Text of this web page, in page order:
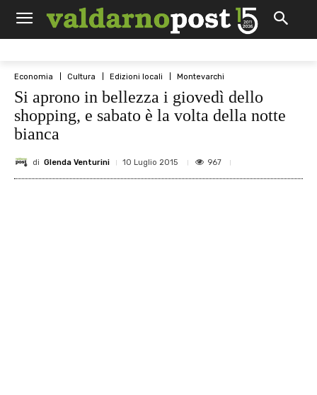
Economia Cultura Edizioni locali Montevarchi
Si aprono in bellezza i giovedì dello
shopping, e sabato è la volta della notte
bianca
di Glenda Venturini 10 Luglio 2015 967